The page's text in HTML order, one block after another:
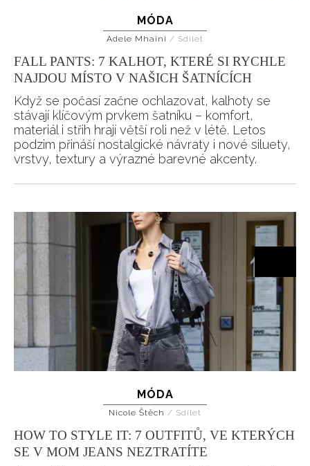
MÓDA
Adele Mhaini / Sdílet
FALL PANTS: 7 KALHOT, KTERÉ SI RYCHLE
NAJDOU MÍSTO V NAŠICH ŠATNÍCÍCH
Když se počasí začne ochlazovat, kalhoty se
stávají klíčovým prvkem šatníku – komfort,
materiál i střih hrají větší roli než v létě. Letos
podzim přináší nostalgické návraty i nové siluety,
vrstvy, textury a výrazné barevné akcenty.
MÓDA
Nicole Štěch / Sdílet
HOW TO STYLE IT: 7 OUTFITŮ, VE KTERÝCH
SE V MOM JEANS NEZTRATÍTE